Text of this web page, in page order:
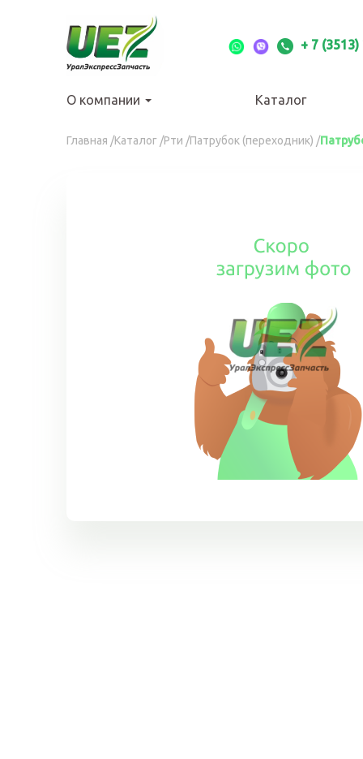
содержанию
+ 7
О компании Каталог
Главная /Каталог /Рти /Патрубок (переходник) /